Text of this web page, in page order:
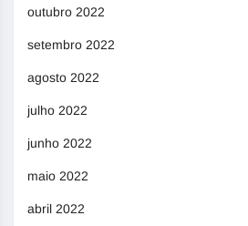
outubro 2022
setembro 2022
agosto 2022
julho 2022
junho 2022
maio 2022
abril 2022